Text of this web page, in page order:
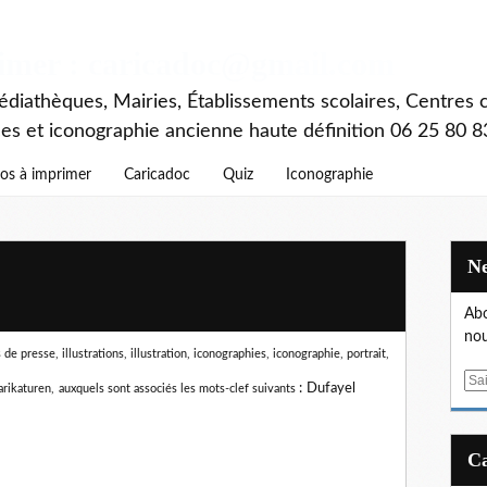
Mairies, Établissements scolaires, Centres
et iconographie ancienne haute définition 06 25 80
à imprimer Caricadoc Quiz Iconographie
presse, illustrations, illustration, iconographies, iconographie, portrait,
auxquels sont associés les mots-clef suivants : Dufayel
E